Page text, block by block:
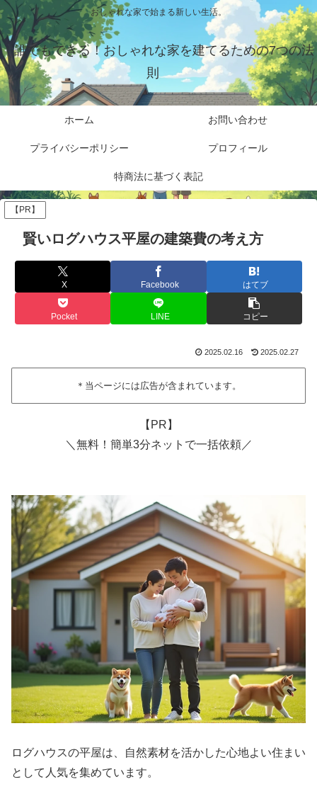
おしゃれな家で始まる新しい生活。
誰でもできる！おしゃれな家を建てるための7つの法
則
ホーム お問い合わせ
プライバシーポリシー プロフィール
特商法に基づく表記
【PR】
賢いログハウス平屋の建築費の考え方
X Facebook はてブ
Pocket LINE コピー
2025.02.16 2025.02.27
＊当ページには広告が含まれています。
【PR】
＼無料！簡単3分ネットで一括依頼／
ログハウスの平屋は、自然素材を活かした心地よい住まい
として人気を集めています。